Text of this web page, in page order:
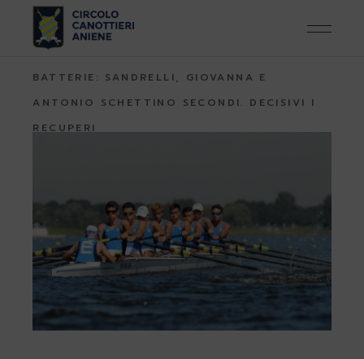
content
HOME
BATTERIE: SANDRELLI, GIOVANNA E
ANTONIO SCHETTINO SECONDI. DECISIVI I
RECUPERI